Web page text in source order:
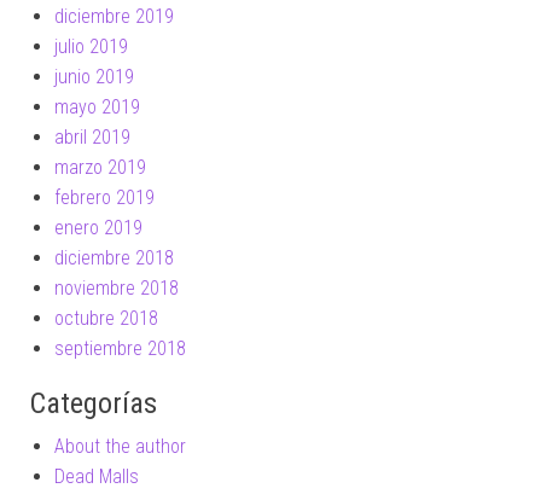
diciembre 2019
julio 2019
junio 2019
mayo 2019
abril 2019
marzo 2019
febrero 2019
enero 2019
diciembre 2018
noviembre 2018
octubre 2018
septiembre 2018
Categorías
About the author
Dead Malls